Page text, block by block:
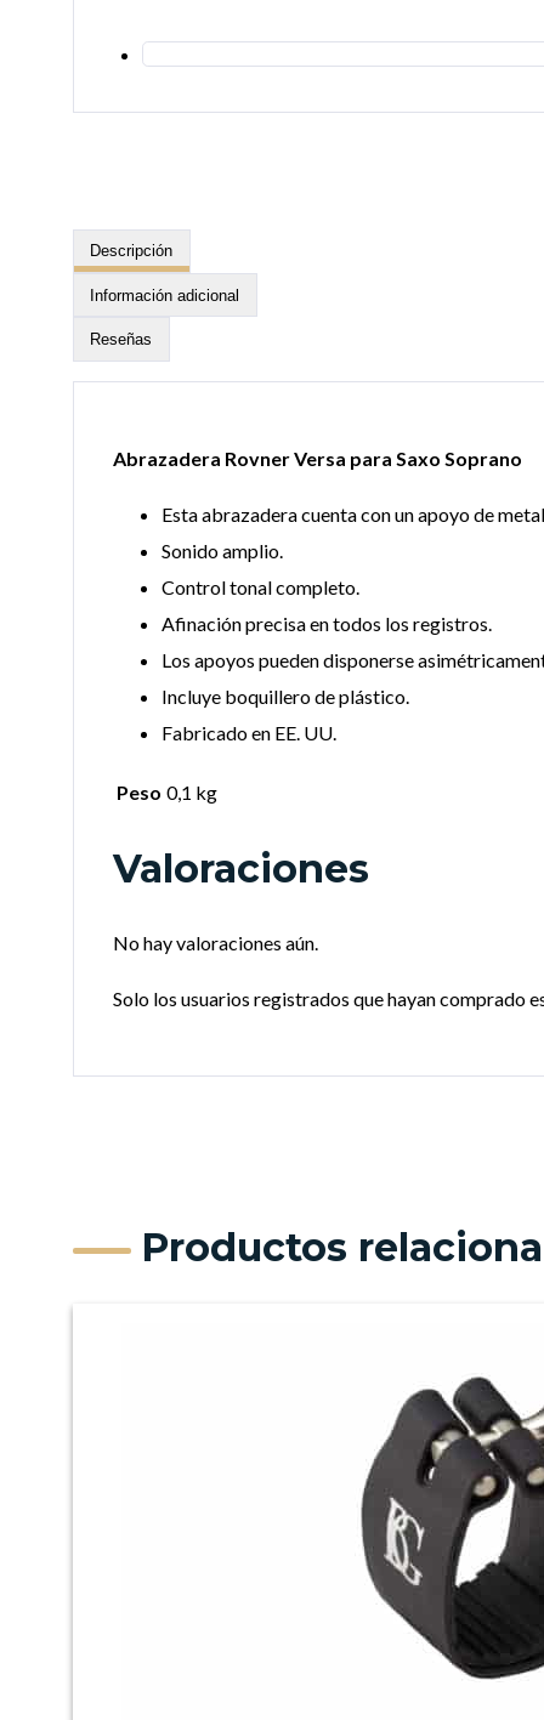
Descripción
Información adicional
Reseñas
Abrazadera Rovner Versa para Saxo Soprano
Esta abrazadera cuenta con un apoyo de
Sonido amplio.
Control tonal completo.
Afinación precisa en todos los registros.
Los apoyos pueden disponerse
Incluye boquillero de plástico.
Fabricado en EE. UU.
Peso 0,1 kg
Valoraciones
No hay valoraciones aún.
Solo los usuarios registrados que hayan comprado
Productos